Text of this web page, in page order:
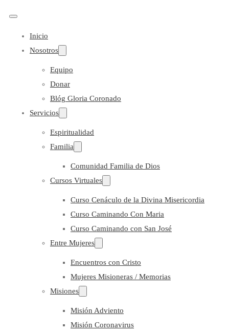
Inicio
Nosotros
Equipo
Donar
Blóg Gloria Coronado
Servicios
Espiritualidad
Familia
Comunidad Familia de Dios
Cursos Virtuales
Curso Cenáculo de la Divina Misericordia
Curso Caminando Con Maria
Curso Caminando con San José
Entre Mujeres
Encuentros con Cristo
Mujeres Misioneras / Memorias
Misiones
Misión Adviento
Misión Coronavirus